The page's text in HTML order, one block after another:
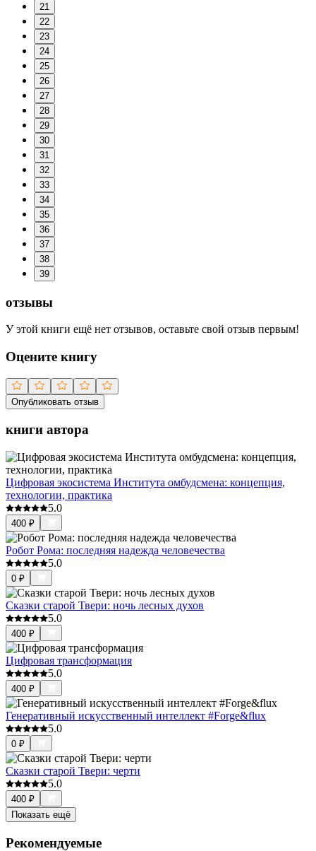
21
22
23
24
25
26
27
28
29
30
31
32
33
34
35
36
37
38
39
отзывы
У этой книги ещё нет отзывов, оставьте свой отзыв первым!
Оцените книгу
Опубликовать отзыв
книги автора
Цифровая экосистема Института омбудсмена: концепция,
технологии, практика
5.0
400 ₽
Робот Рома: последняя надежда человечества
5.0
0 ₽
Сказки старой Твери: ночь лесных духов
5.0
400 ₽
Цифровая трансформация
5.0
400 ₽
Генеративный искусственный интеллект #Forge&flux
5.0
0 ₽
Сказки старой Твери: черти
5.0
400 ₽
Показать ещё
Рекомендуемые